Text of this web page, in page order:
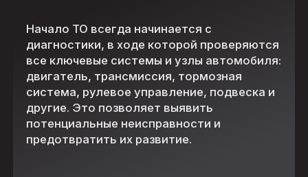
Начало ТО всегда начинается с
диагностики, в ходе которой проверяются
все ключевые системы и узлы автомобиля:
двигатель, трансмиссия, тормозная
система, рулевое управление, подвеска и
другие. Это позволяет выявить
потенциальные неисправности и
предотвратить их развитие.